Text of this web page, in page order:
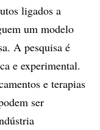
ligados a
um modelo
A pesquisa é
e experimental.
e terapias
ser